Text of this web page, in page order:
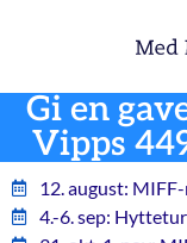
Gi en
Vipps
12. august:
4.-6. sep: